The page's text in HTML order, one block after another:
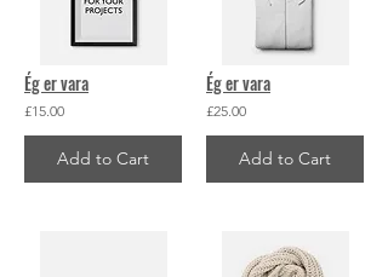
Ég er vara
£15.00
Add to Cart
Ég er vara
£25.00
Add to Cart